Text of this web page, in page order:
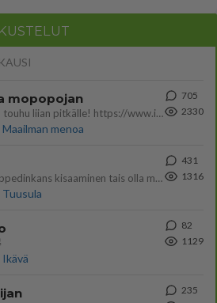
mopopojan
Nyt menee kissalan poikien touhu liian pitkälle! https://www.is.fi/kotimaa/art-2000012193221.html Karu video mopomiiti
Maailman menoa
705
2330
Menikös öoliisilta yli tuo mppedinkans kisaaminen tais olla melkoinen riski vahigoittaa tarpeettomasti jopa kuolla tuoss
Tuusula
431
1316
Ikävä
82
1129
235